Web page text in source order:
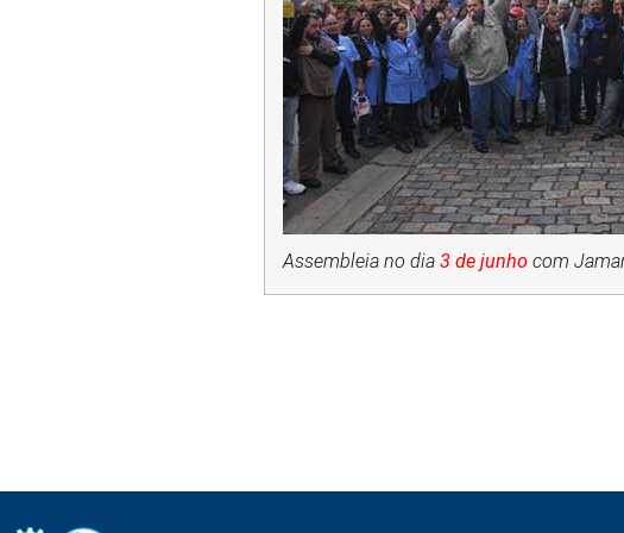
Assembleia no dia 3 de junho com